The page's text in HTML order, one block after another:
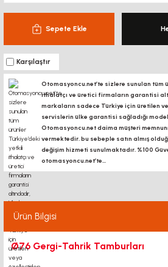
Sepete Ekle
Karşılaştır
Otomasyoncu.net’te sizlere sunulan tüm
ithalatçı ve üretici firmaların garantisi
markaların sadece Türkiye için üretilen
servislerin ülke garantisi sağladığı
Otomasyoncu.net daima müşteri
vermektedir. bu sebeple satın almış
değişim hizmeti sunulmaktadır. %100
otomasyoncu.net’te...
Ürün Bilgisi
Ø76 Gergi-Tahrik Tamburları